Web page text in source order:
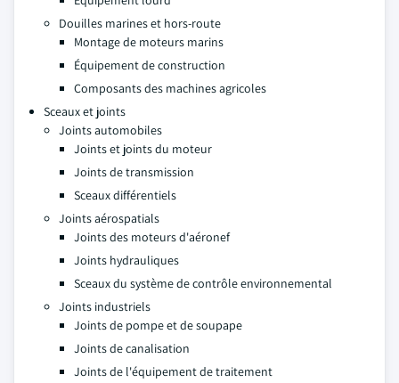
Douilles marines et hors-route
Montage de moteurs marins
Équipement de construction
Composants des machines agricoles
Sceaux et joints
Joints automobiles
Joints et joints du moteur
Joints de transmission
Sceaux différentiels
Joints aérospatials
Joints des moteurs d'aéronef
Joints hydrauliques
Sceaux du système de contrôle environnemental
Joints industriels
Joints de pompe et de soupape
Joints de canalisation
Joints de l'équipement de traitement